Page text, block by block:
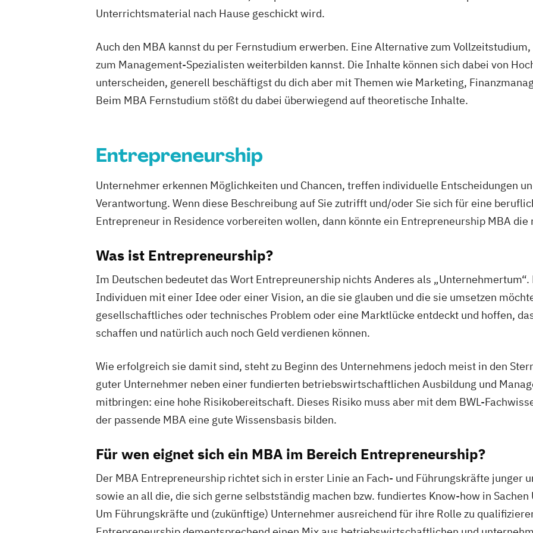
Unterrichtsmaterial nach Hause geschickt wird.
Auch den MBA kannst du per Fernstudium erwerben. Eine Alternative zum
zum Management-Spezialisten weiterbilden kannst. Die Inhalte können sich dabei von
unterscheiden, generell beschäftigst du dich aber mit Themen wie Marketing,
Beim MBA Fernstudium stößt du dabei überwiegend auf theoretische Inhalte.
Entrepreneurship
Unternehmer erkennen Möglichkeiten und Chancen, treffen individuelle Entscheidungen
Verantwortung. Wenn diese Beschreibung auf Sie zutrifft und/oder Sie sich für eine
Entrepreneur in Residence vorbereiten wollen, dann könnte ein Entrepreneurship MBA die
Was ist Entrepreneurship?
Im Deutschen bedeutet das Wort Entrepreunership nichts Anderes als
Individuen mit einer Idee oder einer Vision, an die sie glauben und die sie umsetzen
gesellschaftliches oder technisches Problem oder eine Marktlücke entdeckt und hoffen,
schaffen und natürlich auch noch Geld verdienen können.
Wie erfolgreich sie damit sind, steht zu Beginn des Unternehmens jedoch meist in den
guter Unternehmer neben einer fundierten betriebswirtschaftlichen Ausbildung und
mitbringen: eine hohe Risikobereitschaft. Dieses Risiko muss aber mit dem BWL-
der passende MBA eine gute Wissensbasis bilden.
Für wen eignet sich ein MBA im Bereich Entrepreneurship?
Der MBA Entrepreneurship richtet sich in erster Linie an Fach- und Führungskräfte junger
sowie an all die, die sich gerne selbstständig machen bzw. fundiertes Know-how in
Um Führungskräfte und (zukünftige) Unternehmer ausreichend für ihre Rolle zu